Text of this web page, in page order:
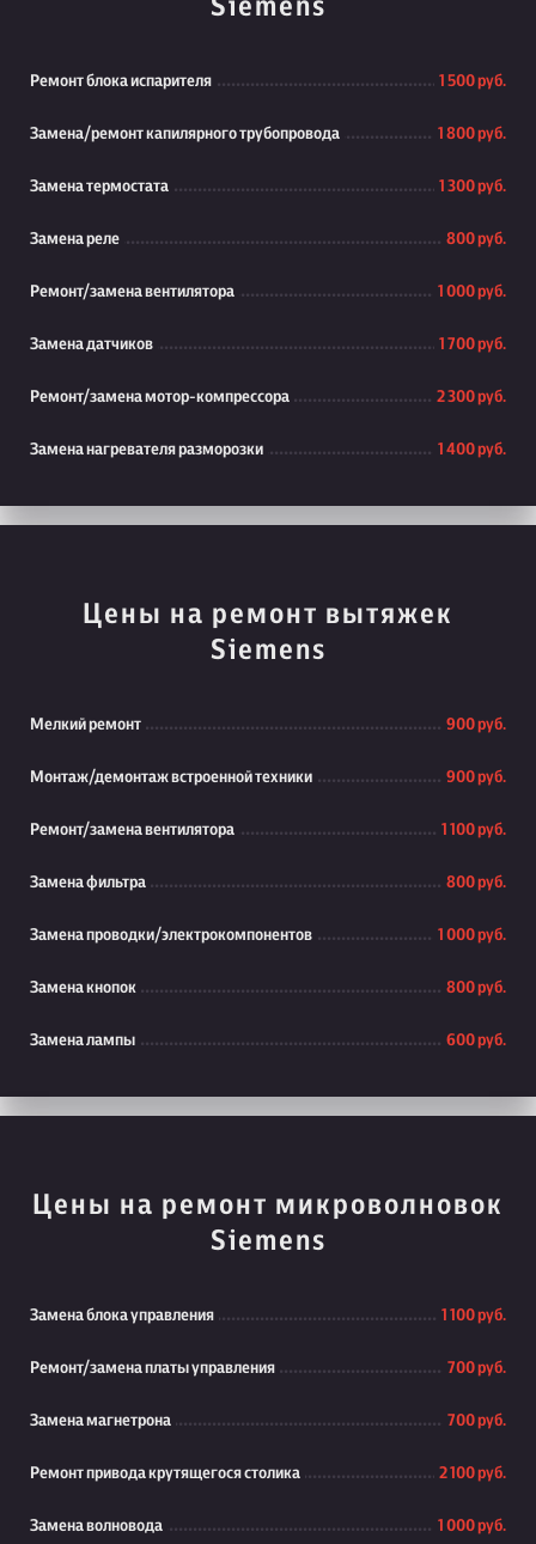
Siemens
Ремонт блока испарителя 1 500 руб.
Замена/ремонт капилярного трубопровода 1 800 руб.
Замена термостата 1 300 руб.
Замена реле 800 руб.
Ремонт/замена вентилятора 1 000 руб.
Замена датчиков 1 700 руб.
Ремонт/замена мотор-компрессора 2 300 руб.
Замена нагревателя разморозки 1 400 руб.
Цены на ремонт вытяжек
Siemens
Мелкий ремонт 900 руб.
Монтаж/демонтаж встроенной техники 900 руб.
Ремонт/замена вентилятора 1 100 руб.
Замена фильтра 800 руб.
Замена проводки/электрокомпонентов 1 000 руб.
Замена кнопок 800 руб.
Замена лампы 600 руб.
Цены на ремонт микроволновок
Siemens
Замена блока управления 1 100 руб.
Ремонт/замена платы управления 700 руб.
Замена магнетрона 700 руб.
Ремонт привода крутящегося столика 2 100 руб.
Замена волновода 1 000 руб.